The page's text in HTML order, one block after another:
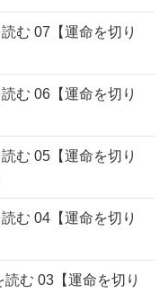
む 07【運命を切り
む 06【運命を切り
む 05【運命を切り
む 04【運命を切り
読む 03【運命を切り